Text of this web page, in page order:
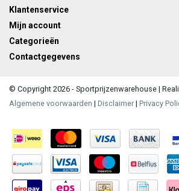
Klantenservice
Mijn account
Categorieën
Contactgegevens
© Copyright 2026 - Sportprijzenwarehouse |
Algemene voorwaarden | Disclaimer | Privacy